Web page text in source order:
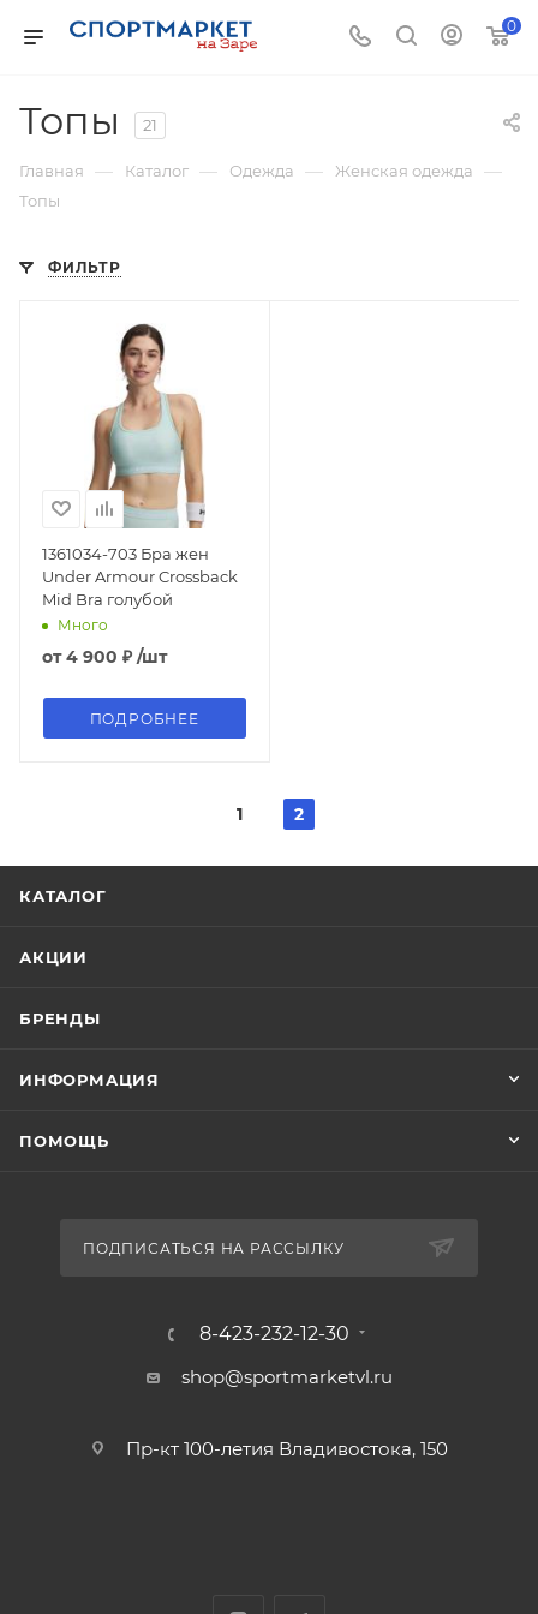
0
Топы 21
Главная — Каталог — Одежда — Женская одежда —
Топы
ФИЛЬТР
1361034-703 Бра жен
Under Armour Crossback
Mid Bra голубой
Много
от4 900 ₽ /шт
ПОДРОБНЕЕ
1 2
КАТАЛОГ
АКЦИИ
БРЕНДЫ
ИНФОРМАЦИЯ
ПОМОЩЬ
ПОДПИСАТЬСЯ НА РАССЫЛКУ
8-423-232-12-30
shop@sportmarketvl.ru
Пр-кт 100-летия Владивостока, 150